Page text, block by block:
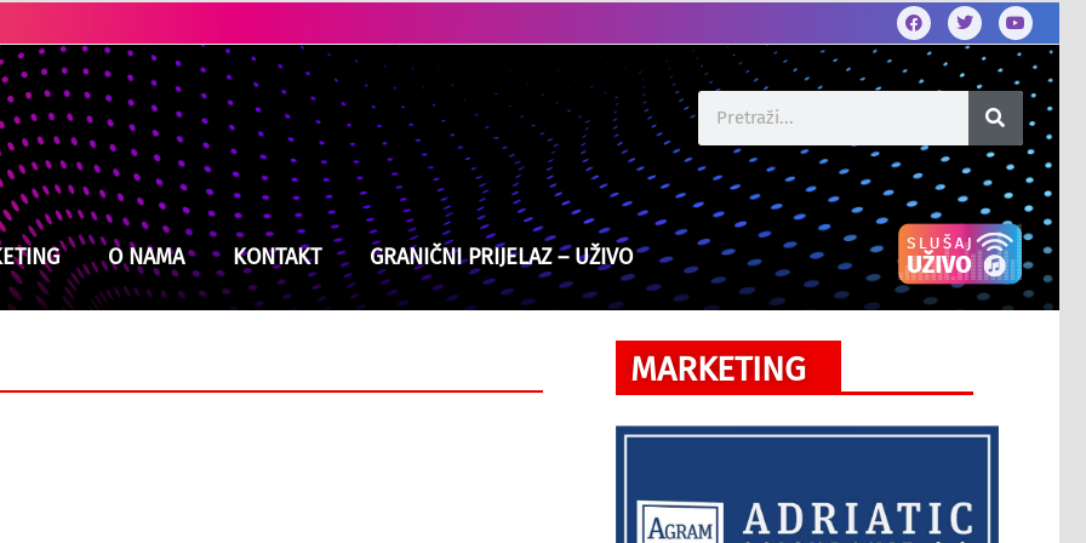
O NAMA KONTAKT GRANIČNI PRIJELAZ – UŽIVO
MARKETING